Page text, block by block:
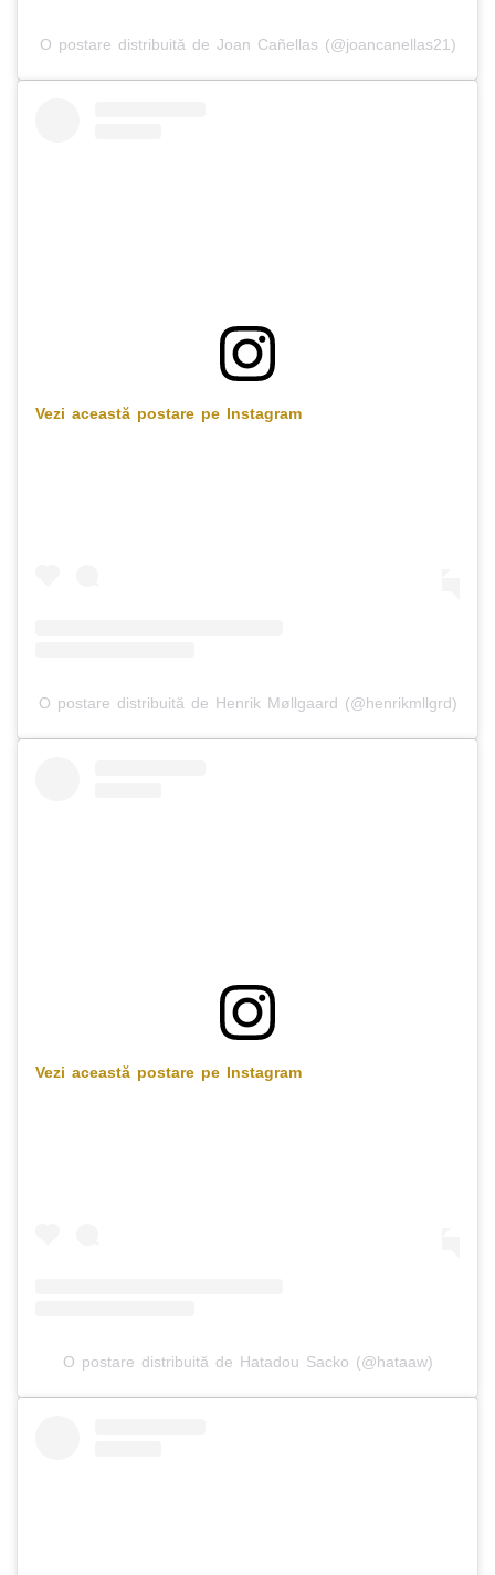
O postare distribuită de Joan Cañellas (@joancanellas21)
Vezi această postare pe Instagram
O postare distribuită de Henrik Møllgaard (@henrikmllgrd)
Vezi această postare pe Instagram
O postare distribuită de Hatadou Sacko (@hataaw)